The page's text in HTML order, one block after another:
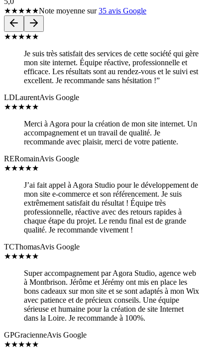
★★★★★Note moyenne sur35 avis Google
★★★★★
Je suis très satisfait des services de cette société qui gère
mon site internet. Équipe réactive, professionnelle et
efficace. Les résultats sont au rendez-vous et le suivi est
excellent. Je recommande sans hésitation !”
LDLaurentAvis Google
★★★★★
Merci à Agora pour la création de mon site internet. Un
accompagnement et un travail de qualité. Je
recommande avec plaisir, merci de votre patiente.
RERomainAvis Google
★★★★★
J’ai fait appel à Agora Studio pour le développement de
mon site e-commerce et son référencement. Je suis
extrêmement satisfait du résultat ! Équipe très
professionnelle, réactive avec des retours rapides à
chaque étape du projet. Le rendu final est de grande
qualité. Je recommande vivement !
TCThomasAvis Google
★★★★★
Super accompagnement par Agora Studio, agence web
à Montbrison. Jérôme et Jérémy ont mis en place les
bons cadeaux sur mon site et se sont adaptés à mon Wix
avec patience et de précieux conseils. Une équipe
sérieuse et humaine pour la création de site Internet
dans la Loire. Je recommande à 100%.
GPGracienneAvis Google
★★★★★